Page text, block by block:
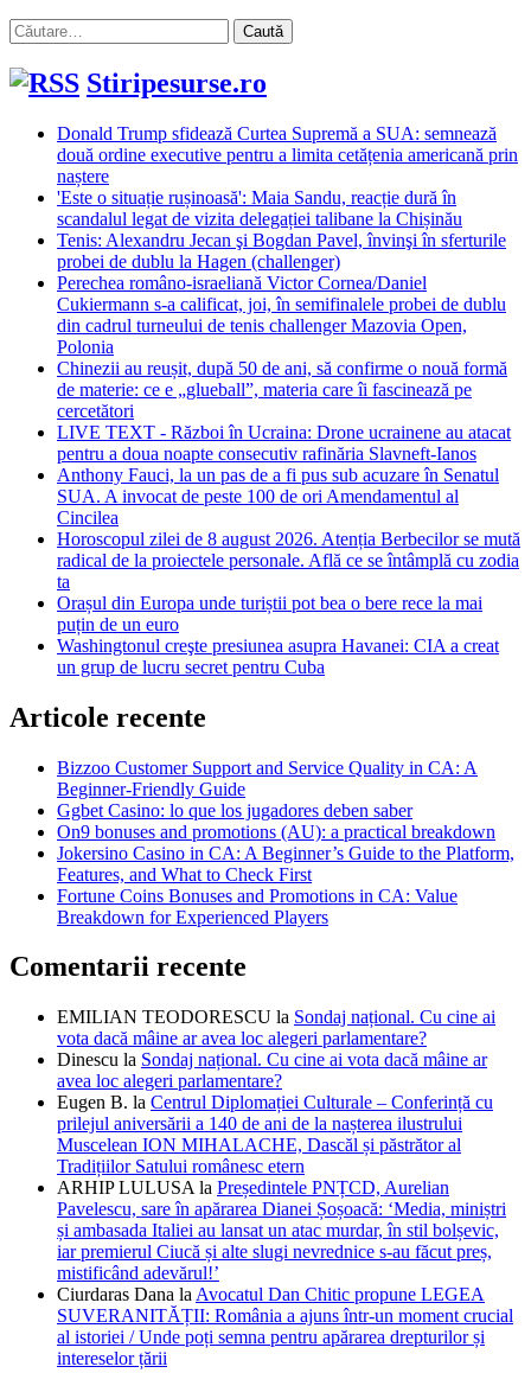
Caută
după:
Stiripesurse.ro
Donald Trump sfidează Curtea Supremă a SUA: semnează
două ordine executive pentru a limita cetățenia americană prin
naștere
'Este o situație rușinoasă': Maia Sandu, reacție dură în
scandalul legat de vizita delegației talibane la Chișinău
Tenis: Alexandru Jecan şi Bogdan Pavel, învinşi în sferturile
probei de dublu la Hagen (challenger)
Perechea româno-israeliană Victor Cornea/Daniel
Cukiermann s-a calificat, joi, în semifinalele probei de dublu
din cadrul turneului de tenis challenger Mazovia Open,
Polonia
Chinezii au reușit, după 50 de ani, să confirme o nouă formă
de materie: ce e „glueball”, materia care îi fascinează pe
cercetători
LIVE TEXT - Război în Ucraina: Drone ucrainene au atacat
pentru a doua noapte consecutiv rafinăria Slavneft-Ianos
Anthony Fauci, la un pas de a fi pus sub acuzare în Senatul
SUA. A invocat de peste 100 de ori Amendamentul al
Cincilea
Horoscopul zilei de 8 august 2026. Atenția Berbecilor se mută
radical de la proiectele personale. Află ce se întâmplă cu zodia
ta
Orașul din Europa unde turiștii pot bea o bere rece la mai
puțin de un euro
Washingtonul creşte presiunea asupra Havanei: CIA a creat
un grup de lucru secret pentru Cuba
Articole recente
Bizzoo Customer Support and Service Quality in CA: A
Beginner-Friendly Guide
Ggbet Casino: lo que los jugadores deben saber
On9 bonuses and promotions (AU): a practical breakdown
Jokersino Casino in CA: A Beginner’s Guide to the Platform,
Features, and What to Check First
Fortune Coins Bonuses and Promotions in CA: Value
Breakdown for Experienced Players
Comentarii recente
EMILIAN TEODORESCU la Sondaj național. Cu cine ai
vota dacă mâine ar avea loc alegeri parlamentare?
Dinescu la Sondaj național. Cu cine ai vota dacă mâine ar
avea loc alegeri parlamentare?
Eugen B. la Centrul Diplomației Culturale – Conferință cu
prilejul aniversării a 140 de ani de la nașterea ilustrului
Muscelean ION MIHALACHE, Dascăl și păstrător al
Tradițiilor Satului românesc etern
ARHIP LULUSA la Președintele PNȚCD, Aurelian
Pavelescu, sare în apărarea Dianei Șoșoacă: ‘Media, miniștri
și ambasada Italiei au lansat un atac murdar, în stil bolșevic,
iar premierul Ciucă și alte slugi nevrednice s-au făcut preș,
mistificând adevărul!’
Ciurdaras Dana la Avocatul Dan Chitic propune LEGEA
SUVERANITĂȚII: România a ajuns într-un moment crucial
al istoriei / Unde poți semna pentru apărarea drepturilor și
intereselor țării